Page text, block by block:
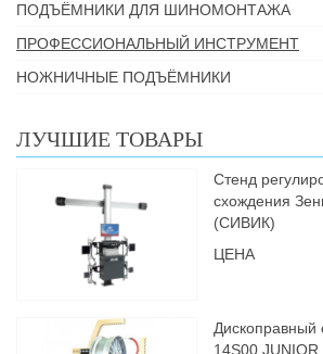
ПОДЪЁМНИКИ ДЛЯ ШИНОМОНТАЖА
ПРОФЕССИОНАЛЬНЫЙ ИНСТРУМЕНТ
НОЖНИЧНЫЕ ПОДЪЁМНИКИ
ЛУЧШИЕ ТОВАРЫ
Стенд
схождения
(СИВИК)
ЦЕНА
Дископравный
14S00 JUNIOR